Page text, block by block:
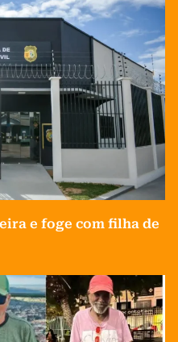
e foge com filha de